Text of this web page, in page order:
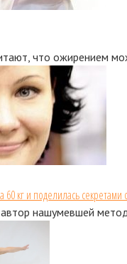
что ожирением
кг и поделилась секретами
нашумевшей